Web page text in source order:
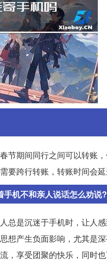
节期间同行之间可以转账
要跨行转账，转账时间会延
手机不和亲人说话怎么劝说?
总是沉迷于手机时，让人
想产生负面影响，尤其是
，享受团聚的快乐，同时